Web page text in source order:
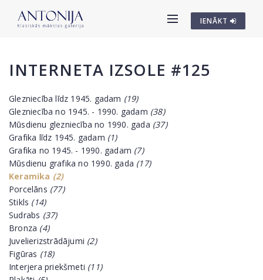
IENĀKT
INTERNETA IZSOLE #125
Glezniecība līdz 1945. gadam (19)
Glezniecība no 1945. - 1990. gadam (38)
Mūsdienu glezniecība no 1990. gada (37)
Grafika līdz 1945. gadam (1)
Grafika no 1945. - 1990. gadam (7)
Mūsdienu grafika no 1990. gada (17)
Keramika (2)
Porcelāns (77)
Stikls (14)
Sudrabs (37)
Bronza (4)
Juvelierizstrādājumi (2)
Figūras (18)
Interjera priekšmeti (11)